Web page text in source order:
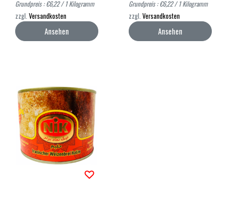
Grundpreis : €6,22 / 1 Kilogramm
zzgl. Versandkosten
Ansehen
Grundpreis : €6,22 / 1 Kilogramm
zzgl. Versandkosten
Ansehen